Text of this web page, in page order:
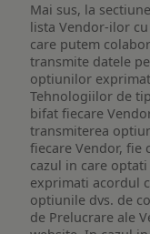
Mai sus, la
lista Vendor-ilor
care putem
transmite datele
optiunilor
Tehnologiilor de
bifat fiecare
transmiterea
fiecare Vendor, fie
cazul in care
exprimati acordul
optiunile dvs. de
de Prelucrare ale